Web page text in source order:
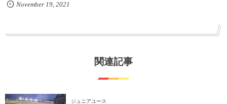
November 19, 2021
関連記事
ジュニアユース